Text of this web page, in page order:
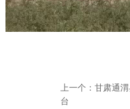
上一个： 甘肃通
台